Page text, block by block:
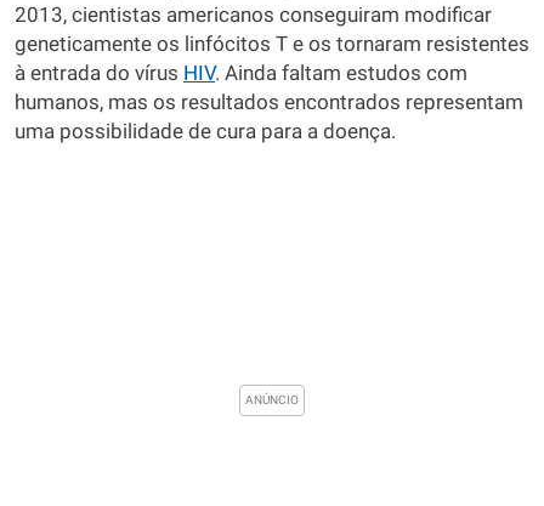
2013, cientistas americanos conseguiram modificar
geneticamente os linfócitos T e os tornaram resistentes
à entrada do vírus HIV. Ainda faltam estudos com
humanos, mas os resultados encontrados representam
uma possibilidade de cura para a doença.